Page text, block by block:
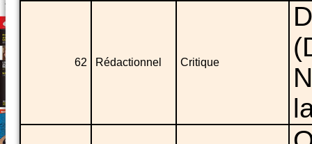
62 Rédactionnel Critique